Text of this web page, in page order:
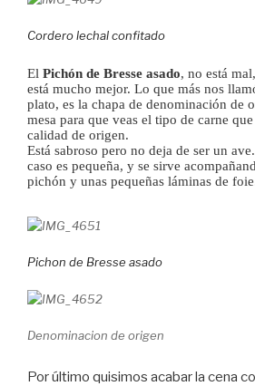
Cordero lechal confitado
El Pichón de Bresse asado, no está
está mucho mejor. Lo que más nos
plato, es la chapa de denominación de
mesa para que veas el tipo de carne
calidad de origen.
Está sabroso pero no deja de ser un
caso es pequeña, y se sirve
pichón y unas pequeñas láminas de
Pichon de Bresse asado
Denominacion de origen
Por último quisimos acabar la cena